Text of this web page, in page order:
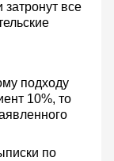
затронут все
подходу
10%, то
по